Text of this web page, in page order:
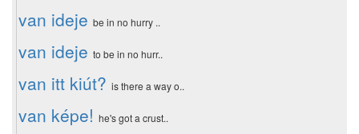
van ideje be in no hurry ..
van ideje to be in no hurr..
van itt kiút? is there a way o..
van képe! he's got a crust..